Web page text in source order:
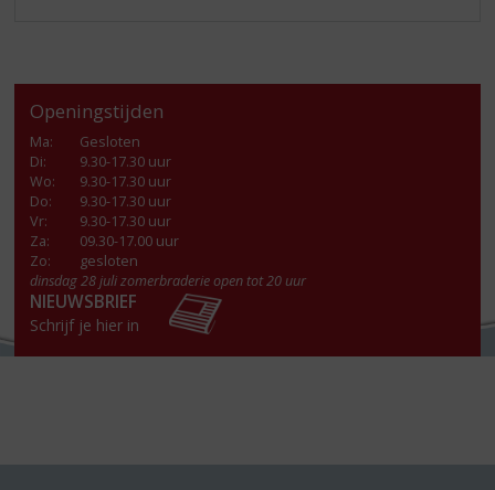
Openingstijden
Ma:
Gesloten
Di:
9.30-17.30 uur
Wo:
9.30-17.30 uur
Do:
9.30-17.30 uur
Vr:
9.30-17.30 uur
Za:
09.30-17.00 uur
Zo:
gesloten
dinsdag 28 juli zomerbraderie open tot 20 uur
NIEUWSBRIEF
Schrijf je hier in